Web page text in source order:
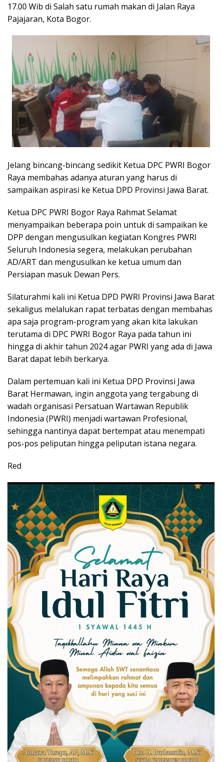
17.00 Wib di Salah satu rumah makan di Jalan Raya
Pajajaran, Kota Bogor.
Jelang bincang-bincang sedikit Ketua DPC PWRI Bogor
Raya membahas adanya aturan yang harus di
sampaikan aspirasi ke Ketua DPD Provinsi Jawa Barat.
Ketua DPC PWRI Bogor Raya Rahmat Selamat
menyampaikan beberapa poin untuk di sampaikan ke
DPP dengan mengusulkan kegiatan Kongres PWRI
Seluruh Indonesia segera, melakukan perubahan
AD/ART dan mengusulkan ke ketua umum dan
Persiapan masuk Dewan Pers.
Silaturahmi kali ini Ketua DPD PWRI Provinsi Jawa Barat
sekaligus melalukan rapat terbatas dengan membahas
apa saja program-program yang akan kita lakukan
terutama di DPC PWRI Bogor Raya pada tahun ini
hingga di akhir tahun 2024 agar PWRI yang ada di Jawa
Barat dapat lebih berkarya.
Dalam pertemuan kali ini Ketua DPD Provinsi Jawa
Barat Hermawan, ingin anggota yang tergabung di
wadah organisasi Persatuan Wartawan Republik
Indonesia (PWRI) menjadi wartawan Profesional,
sehingga nantinya dapat bertempat atau menempati
pos-pos peliputan hingga peliputan istana negara.
Red